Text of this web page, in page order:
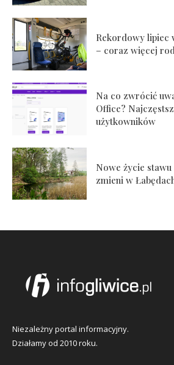
Rekordowy lipiec
– coraz więcej
Na co zwrócić
Office?
użytkowników
Nowe życie
zmieni w
Niezależny portal informacyjny.
Działamy od 2010 roku.